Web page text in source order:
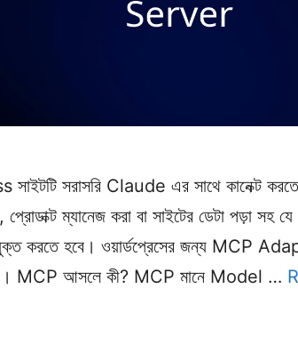
সরাসরি Claude এর সাথে কানেক্ট
প্রোডাক্ট ম্যানেজ করা বা সাইটের ডেটা পড়া সহ
হবে। ওয়ার্ডপ্রেসের জন্য MCP
MCP আসলে কী? MCP মানে Model …